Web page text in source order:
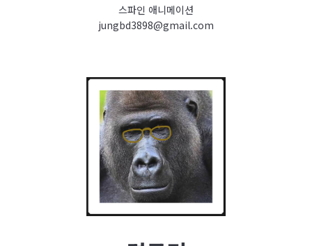
스파인 애니메이션
jungbd3898@gmail.com